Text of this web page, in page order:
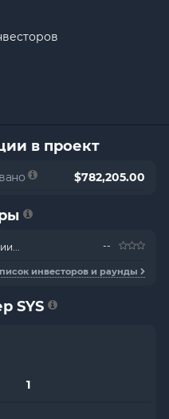
в проект
$782,205.00
--
инвесторов и раунды
SYS